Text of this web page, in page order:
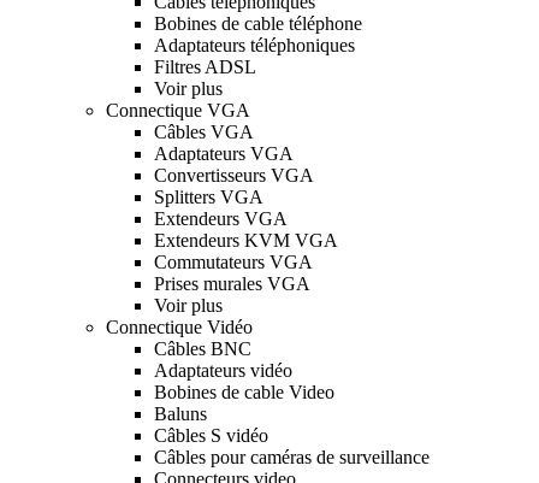
Bobines de cable téléphone
Adaptateurs téléphoniques
Filtres ADSL
Voir plus
Connectique VGA
Câbles VGA
Adaptateurs VGA
Convertisseurs VGA
Splitters VGA
Extendeurs VGA
Extendeurs KVM VGA
Commutateurs VGA
Prises murales VGA
Voir plus
Connectique Vidéo
Câbles BNC
Adaptateurs vidéo
Bobines de cable Video
Baluns
Câbles S vidéo
Câbles pour caméras de surveillance
Connecteurs video